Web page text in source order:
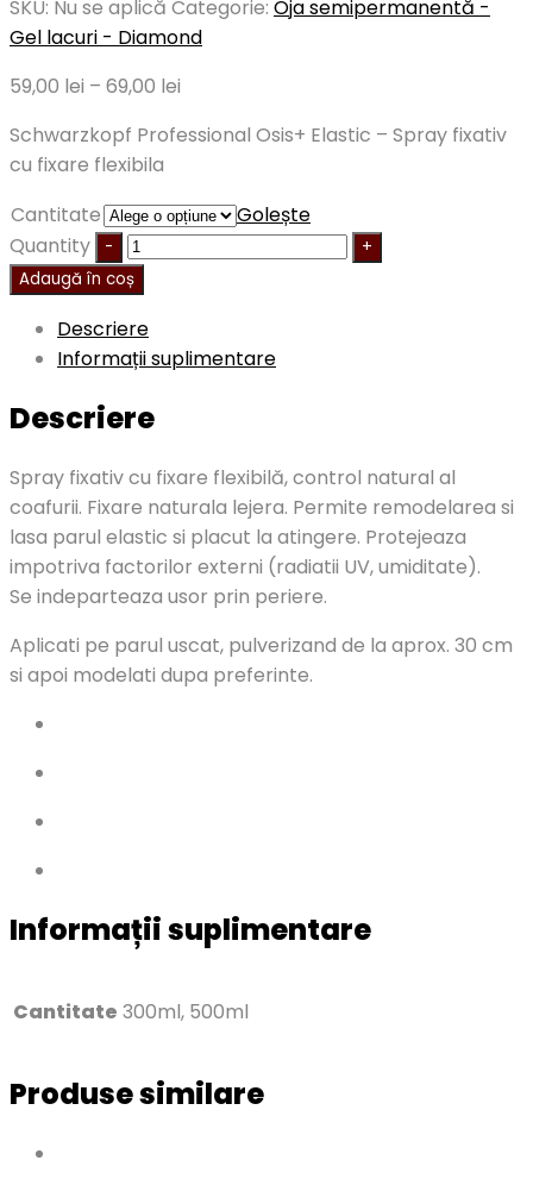
SKU: Nu se aplică Categorie: Oja semipermanentă -
Gel lacuri - Diamond
59,00 lei – 69,00 lei
Schwarzkopf Professional Osis+ Elastic – Spray fixativ
cu fixare flexibila
Cantitate
Golește
Quantity
Adaugă în coș
Descriere
Informații suplimentare
Descriere
Spray fixativ cu fixare flexibilă, control natural al
coafurii. Fixare naturala lejera. Permite remodelarea si
lasa parul elastic si placut la atingere. Protejeaza
impotriva factorilor externi (radiatii UV, umiditate).
Se indeparteaza usor prin periere.
Aplicati pe parul uscat, pulverizand de la aprox. 30 cm
si apoi modelati dupa preferinte.
Informații suplimentare
Cantitate 300ml, 500ml
Produse similare